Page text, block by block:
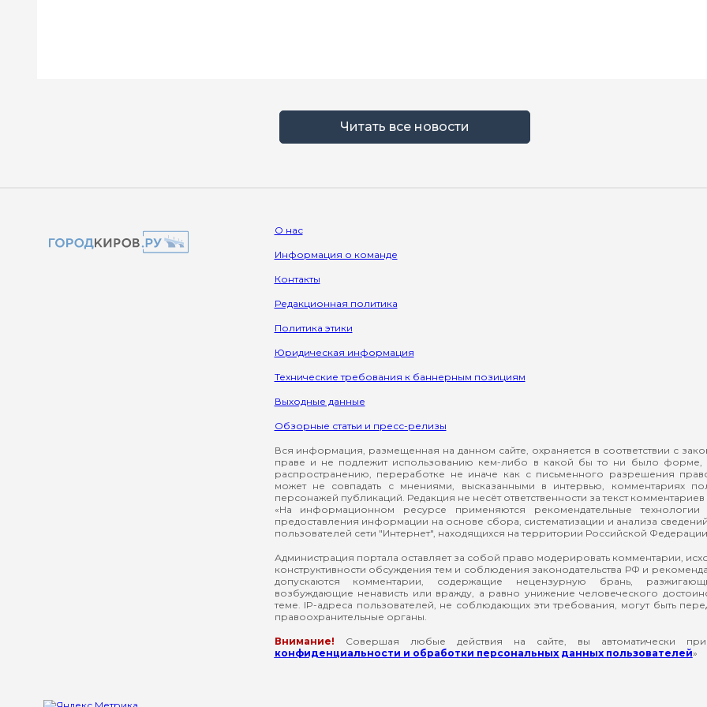
Читать все новости
О нас
Информация о команде
Контакты
Редакционная политика
Политика этики
Юридическая информация
Технические требования к баннерным позициям
Выходные данные
Обзорные статьи и пресс-релизы
Вся информация, размещенная на данном сайте, охраняется в соответствии с
праве и не подлежит использованию кем-либо в какой бы то ни было форме,
распространению, переработке не иначе как с письменного разрешения
может не совпадать с мнениями, высказанными в интервью, комментариях
персонажей публикаций. Редакция не несёт ответственности за текст комментариев
«На информационном ресурсе применяются рекомендательные технологии
предоставления информации на основе сбора, систематизации и анализа
пользователей сети "Интернет", находящихся на территории Российской
Администрация портала оставляет за собой право модерировать комментарии,
конструктивности обсуждения тем и соблюдения законодательства РФ и
допускаются комментарии, содержащие нецензурную брань,
возбуждающие ненависть или вражду, а равно унижение человеческого
теме. IP-адреса пользователей, не соблюдающих эти требования, могут быть
правоохранительные органы.
Внимание! Совершая любые действия на сайте, вы автоматически
конфиденциальности и обработки персональных данных пользователей»